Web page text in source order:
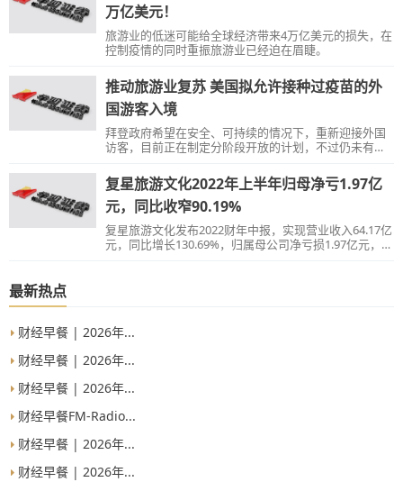
万亿美元！
旅游业的低迷可能给全球经济带来4万亿美元的损失，在
控制疫情的同时重振旅游业已经迫在眉睫。
推动旅游业复苏 美国拟允许接种过疫苗的外
国游客入境
拜登政府希望在安全、可持续的情况下，重新迎接外国
访客，目前正在制定分阶段开放的计划，不过仍未有明
复星旅游文化2022年上半年归母净亏1.97亿
元，同比收窄90.19%
复星旅游文化发布2022财年中报，实现营业收入64.17亿
元，同比增长130.69%，归属母公司净亏损1.97亿元，亏
最新热点
财经早餐 | 2026年...
财经早餐 | 2026年...
财经早餐 | 2026年...
财经早餐FM-Radio...
财经早餐 | 2026年...
财经早餐 | 2026年...